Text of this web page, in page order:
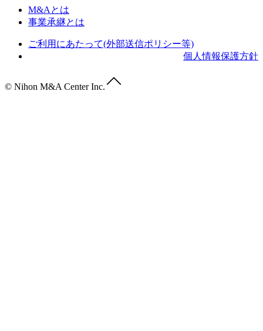
M&Aとは
事業承継とは
ご利用にあたって(外部送信ポリシー等)
個人情報保護方針
© Nihon M&A Center Inc.